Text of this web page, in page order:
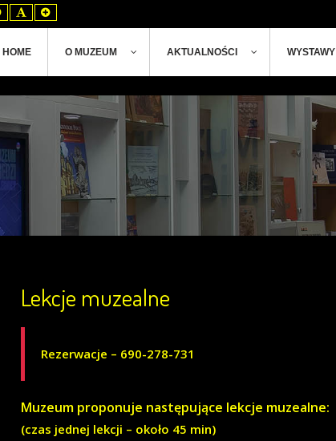
Set
Smaller
Font
Set
Default
Font
Set
Larger
Font
HOME O MUZEUM AKTUALNOŚCI WYSTAWY
Lekcje muzealne
Rezerwacje – 690-278-731
Muzeum proponuje następujące lekcje muzealne:
(czas jednej lekcji – około 45 min)